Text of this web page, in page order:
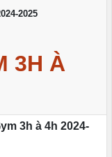
2025
3H À
3h à 4h 2024-